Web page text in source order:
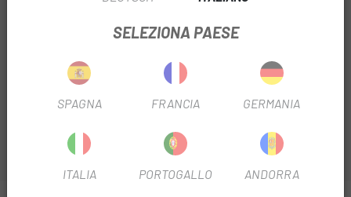
abbiamo tutti gli accessori, componenti e
ricambi originali del marchio Specialized. Il
Display Turbo
X Dayton Clean Cockpit Specialized SP2890è il
SELEZIONA PAESE
SPAGNA FRANCIA GERMANIA
ITALIA PORTOGALLO ANDORRA